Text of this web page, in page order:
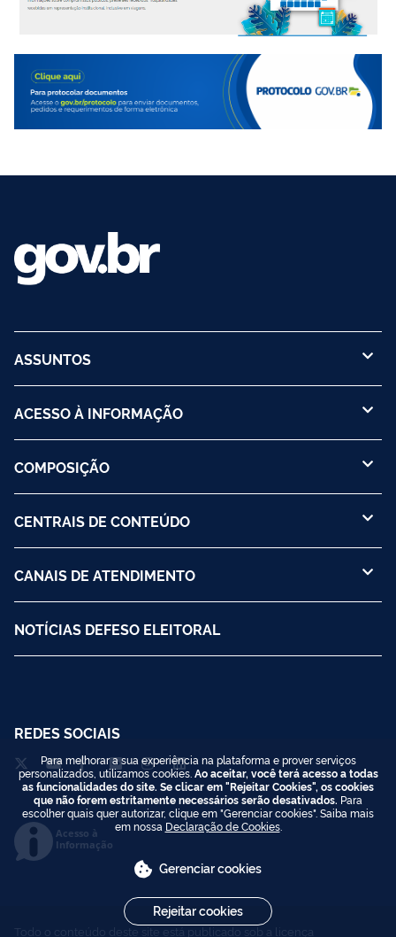
ASSUNTOS
ACESSO À INFORMAÇÃO
COMPOSIÇÃO
CENTRAIS DE CONTEÚDO
CANAIS DE ATENDIMENTO
NOTÍCIAS DEFESO ELEITORAL
REDES SOCIAIS
Acesso à
Informação
Todo o conteúdo deste site está publicado sob a licença
Para melhorar a sua experiência na plataforma e prover serviços
personalizados, utilizamos cookies. Ao aceitar, você terá acesso a todas
as funcionalidades do site. Se clicar em "Rejeitar Cookies", os cookies
que não forem estritamente necessários serão desativados. Para
escolher quais quer autorizar, clique em "Gerenciar cookies". Saiba mais
em nossa Declaração de Cookies.
Gerenciar cookies
Rejeitar cookies